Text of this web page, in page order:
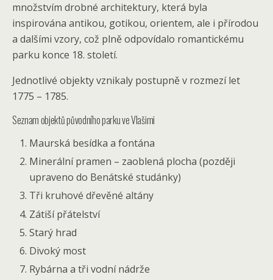
množstvím drobné architektury, která byla
inspirována antikou, gotikou, orientem, ale i přírodou
a dalšími vzory, což plně odpovídalo romantickému
parku konce 18. století.
Jednotlivé objekty vznikaly postupně v rozmezí let
1775 – 1785.
Seznam objektů původního parku ve Vlašimi
Maurská besídka a fontána
Minerální pramen – zaoblená plocha (později
upraveno do Benátské studánky)
Tři kruhové dřevěné altány
Zátiší přátelství
Starý hrad
Divoký most
Rybárna a tři vodní nádrže